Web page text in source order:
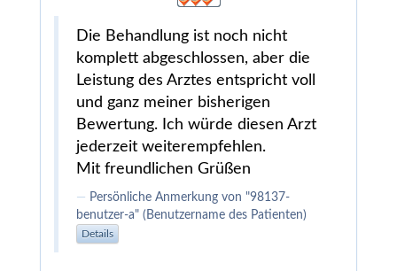
Die Behandlung ist noch nicht
komplett abgeschlossen, aber die
Leistung des Arztes entspricht voll
und ganz meiner bisherigen
Bewertung. Ich würde diesen Arzt
jederzeit weiterempfehlen.
Mit freundlichen Grüßen
Persönliche Anmerkung von "98137-
benutzer-a" (Benutzername des Patienten)
Details